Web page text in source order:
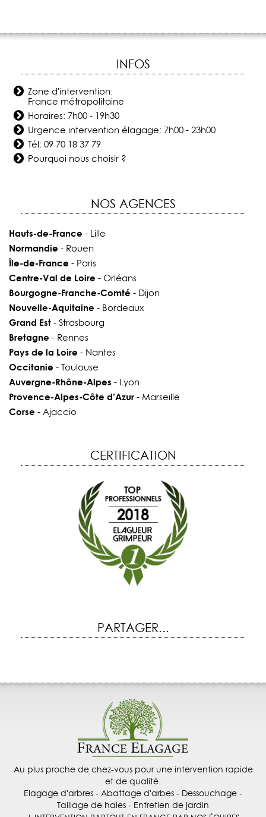
INFOS
Zone d'intervention:
France métropolitaine
Horaires: 7h00 - 19h30
Urgence intervention élagage: 7h00 - 23h00
Tél:09 70 18 37 79
Pourquoi nous choisir ?
NOS AGENCES
Hauts-de-France - Lille
Normandie - Rouen
Île-de-France - Paris
Centre-Val de Loire - Orléans
Bourgogne-Franche-Comté - Dijon
Nouvelle-Aquitaine - Bordeaux
Grand Est- Strasbourg
Bretagne - Rennes
Pays de la Loire - Nantes
Occitanie - Toulouse
Auvergne-Rhône-Alpes - Lyon
Provence-Alpes-Côte d’Azur- Marseille
Corse - Ajaccio
CERTIFICATION
PARTAGER...
Au plus proche de chez-vous pour une intervention rapide
et de qualité.
Elagage d'arbres - Abattage d'arbes - Dessouchage -
Taillage de haies - Entretien de jardin